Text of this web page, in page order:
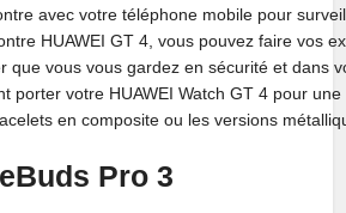
avec votre téléphone mobile pour
HUAWEI GT 4, vous pouvez faire vos
que vous vous gardez en sécurité et dans
porter votre HUAWEI Watch GT 4 pour
en composite ou les versions
Pro 3